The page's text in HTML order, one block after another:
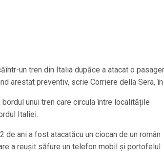
un tren din Italia dupăce a atacat o
arestat preventiv, scrie Corriere della Sera,
unui tren care circula între localitățile
Italiei.
de ani a fost atacatăcu un ciocan de un român
a reușit săfure un telefon mobil și portofelul